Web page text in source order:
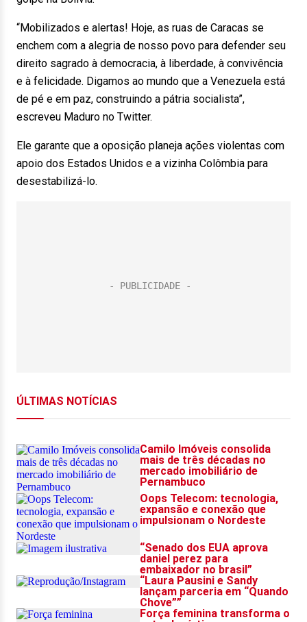
“Mobilizados e alertas! Hoje, as ruas de Caracas se
enchem com a alegria de nosso povo para defender seu
direito sagrado à democracia, à liberdade, à convivência
e à felicidade. Digamos ao mundo que a Venezuela está
de pé e em paz, construindo a pátria socialista”,
escreveu Maduro no Twitter.
Ele garante que a oposição planeja ações violentas com
apoio dos Estados Unidos e a vizinha Colômbia para
desestabilizá-lo.